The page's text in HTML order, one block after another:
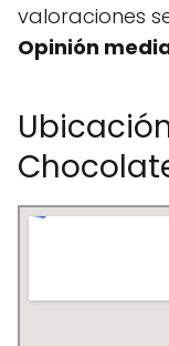
valoraciones
Opinión